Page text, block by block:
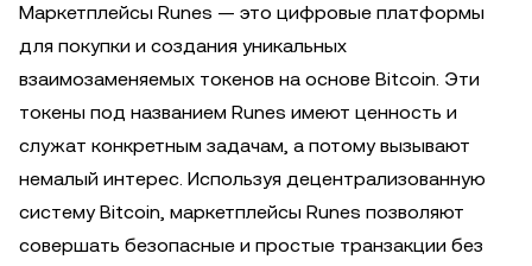
Маркетплейсы Runes — это цифровые платформы
для покупки и создания уникальных
взаимозаменяемых токенов на основе Bitcoin. Эти
токены под названием Runes имеют ценность и
служат конкретным задачам, а потому вызывают
немалый интерес. Используя децентрализованную
систему Bitcoin, маркетплейсы Runes позволяют
совершать безопасные и простые транзакции без